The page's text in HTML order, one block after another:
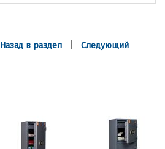
Назад в раздел| Следующий